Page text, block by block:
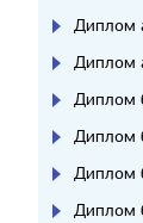
Диплом
Диплом
Диплом
Диплом
Диплом
Диплом